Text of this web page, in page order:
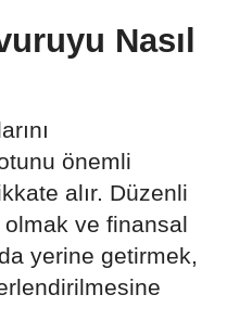
Nasıl
önemli
alır. Düzenli
ve finansal
yerine getirmek,